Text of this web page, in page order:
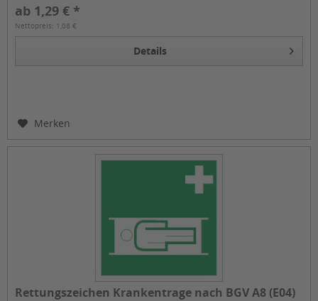
ab 1,29 € *
Nettopreis: 1,08 €
Details
Merken
Rettungszeichen Krankentrage nach BGV A8 (E04)